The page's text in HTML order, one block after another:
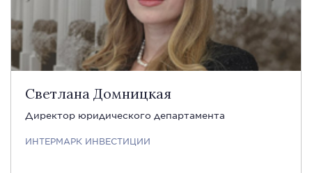
Светлана Домницкая
Директор юридического департамента
ИНТЕРМАРК ИНВЕСТИЦИИ